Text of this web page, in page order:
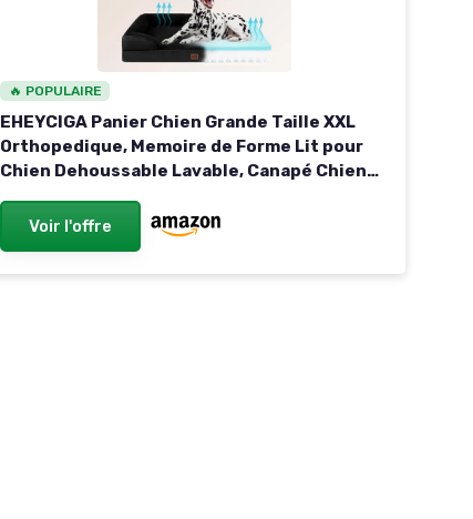
🔥 POPULAIRE
EHEYCIGA Panier Chien Grande Taille XXL
Orthopedique, Memoire de Forme Lit pour
Chien Dehoussable Lavable, Canapé Chiens
Voir l'offre